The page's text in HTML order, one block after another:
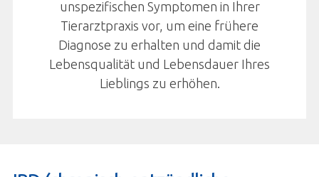
unspezifischen Symptomen in Ihrer
Tierarztpraxis vor, um eine frühere
Diagnose zu erhalten und damit die
Lebensqualität und Lebensdauer Ihres
Lieblings zu erhöhen.